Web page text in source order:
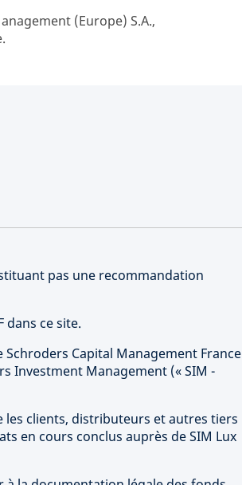
(Europe) S.A.,
pas une recommandation
dans ce site.
Capital Management France
Investment Management (« SIM -
les clients, distributeurs et autres tiers
en cours conclus auprès de SIM Lux